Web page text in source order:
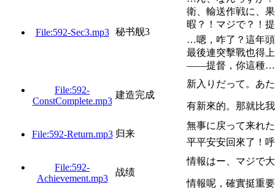
File:592-Sec3.mp3 秘书舰3
衛、輸送作戦に、
暇？！マジで？！
…嗯，咋了？這年
最後連突擊戰也得
——提督，你這種…
File:592-
ConstComplete.mp3
建造完成
新入りだって。あ
有新來的。那就比
File:592-Return.mp3 归来
無事に戻って来れ
平平安安回來了！
File:592-
Achievement.mp3
战绩
情報はー、マジで
情報呢，確實挺重